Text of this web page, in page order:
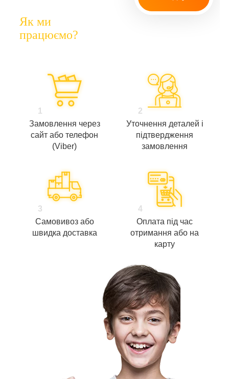
Як ми
працюємо?
1
Замовлення через
сайт або телефон
(Viber)
2
Уточнення деталей і
підтвердження
замовлення
3
Самовивоз або
швидка доставка
4
Оплата під час
отримання або на
карту